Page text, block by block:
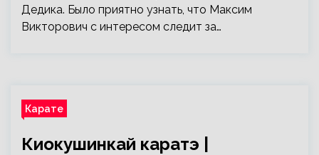
Дедика. Было приятно узнать, что Максим
Викторович с интересом следит за…
Карате
Киокушинкай каратэ |